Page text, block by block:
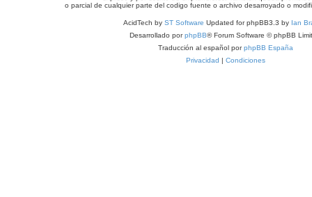
o parcial de cualquier parte del codigo fuente o archivo desarroyado o
AcidTech by ST Software Updated for phpBB3.3 by Ian
Desarrollado porphpBB® Forum Software © phpBB
Traducción al español porphpBB España
Privacidad | Condiciones